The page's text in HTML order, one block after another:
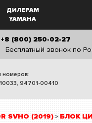
ДИЛЕРАМ
YAMAHA
+8 (800) 250-02-27
Бесплатный звонок по
номеров:
, 94701-00410
SVHO (2019) > БЛОК